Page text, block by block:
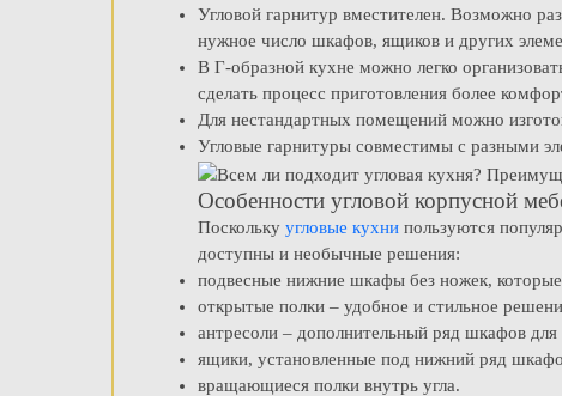
Угловой гарнитур вместителен. Возможно
нужное число шкафов, ящиков и других
В Г-образной кухне можно легко
сделать процесс приготовления более
Для нестандартных помещений можно
Угловые гарнитуры совместимы с разными
Особенности угловой корпусной
Посколькуугловые кухни пользуются
доступны и необычные решения:
подвесные нижние шкафы без ножек,
открытые полки – удобное и стильное
антресоли – дополнительный ряд шкафов для
ящики, установленные под нижний ряд
вращающиеся полки внутрь угла.